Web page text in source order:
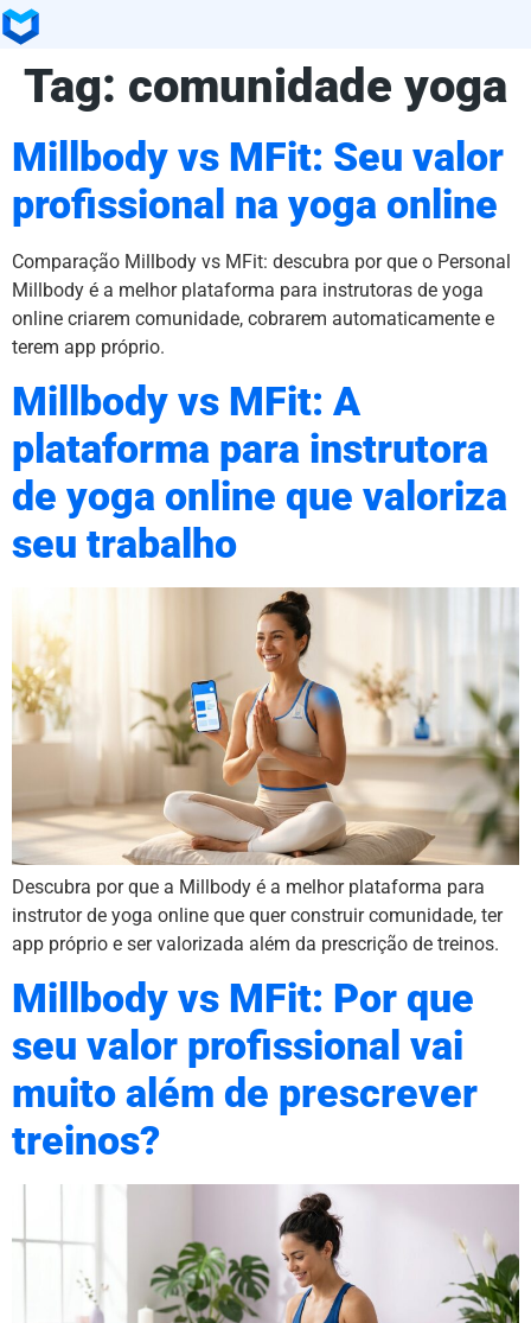
Tag: comunidade yoga
Millbody vs MFit: Seu valor
profissional na yoga online
Comparação Millbody vs MFit: descubra por que o Personal
Millbody é a melhor plataforma para instrutoras de yoga
online criarem comunidade, cobrarem automaticamente e
terem app próprio.
Millbody vs MFit: A
plataforma para instrutora
de yoga online que valoriza
seu trabalho
Descubra por que a Millbody é a melhor plataforma para
instrutor de yoga online que quer construir comunidade, ter
app próprio e ser valorizada além da prescrição de treinos.
Millbody vs MFit: Por que
seu valor profissional vai
muito além de prescrever
treinos?